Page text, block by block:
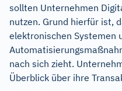
sollten Unternehmen
nutzen. Grund hierfür ist,
elektronischen Systemen
nach sich zieht.
Überblick über ihre